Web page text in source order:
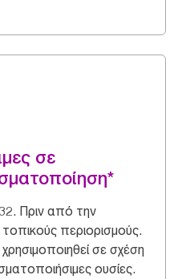
σε
Πριν από την
περιορισμούς.
σε σχέση
ουσίες.